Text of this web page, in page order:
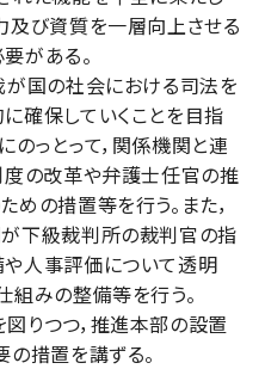
及び資質を一層向上させる
がある。
が国の社会における司法を
確保していくことを目指
っとって，関係機関と連
度の改革や弁護士任官の推
の措置等を行う。また，
下級裁判所の裁判官の指
人事評価について透明
組みの整備等を行う。
りつつ，推進本部の設置
措置を講ずる。